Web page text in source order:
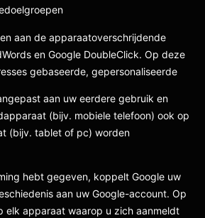
aan de apparaatoverschrijdende
en Google DoubleClick. Op deze
gebaseerde, gepersonaliseerde
aan uw eerdere gebruik en
(bijv. mobiele telefoon) ook op
(bijv. tablet of pc) worden
hebt gegeven, koppelt Google uw
aan uw Google-account. Op
elk apparaat waarop u zich aanmeldt